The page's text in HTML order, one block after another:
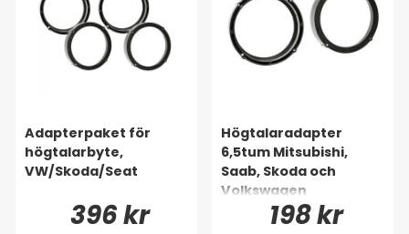
Adapterpaket för
högtalarbyte,
VW/Skoda/Seat
396 kr
Högtalaradapter
6,5tum Mitsubishi,
Saab, Skoda och
Volkswagen
198 kr